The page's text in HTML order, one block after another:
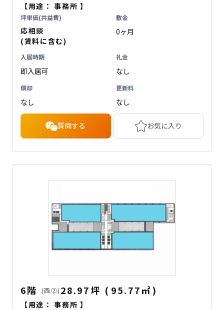
【用途：事務所 】
坪単価(共益費)
応相談
(賃料に含む)
敷金
0ヶ月
入居時期
即入居可
礼金
なし
償却
なし
更新料
なし
質問する お気に入り
6階 (西②) 28.97坪 ( 95.77㎡ )
【用途：事務所 】